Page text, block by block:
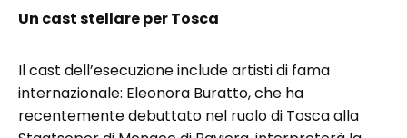
Un cast stellare per Tosca
Il cast dell’esecuzione include artisti di fama
internazionale: Eleonora Buratto, che ha
recentemente debuttato nel ruolo di Tosca alla